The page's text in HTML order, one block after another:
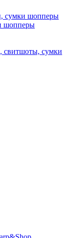
сумки шопперы
шопперы
свитшоты, сумки